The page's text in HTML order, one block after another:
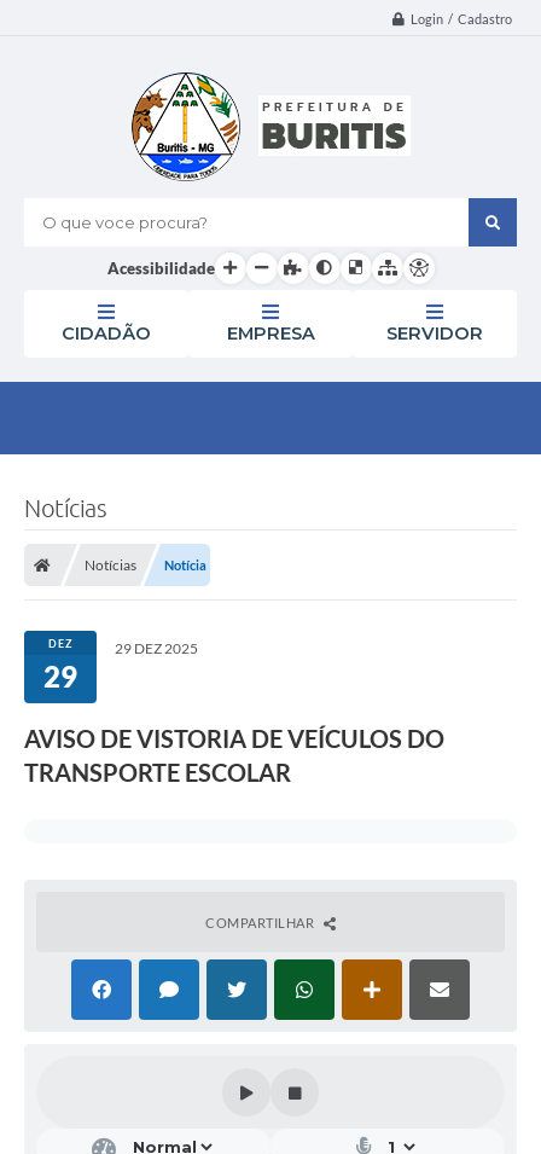
Login / Cadastro
O que voce procura?
Acessibilidade
CIDADÃO EMPRESA SERVIDOR
Notícias
Notícias Notícia
DEZ
29
29 DEZ 2025
AVISO DE VISTORIA DE VEÍCULOS DO
TRANSPORTE ESCOLAR
COMPARTILHAR